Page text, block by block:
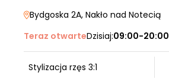
Bydgoska 2A, Nakło nad Notecią
Teraz otwarteDzisiaj:09:00-20:00
Stylizacja rzęs 3:1